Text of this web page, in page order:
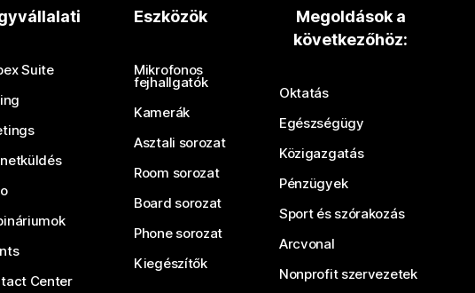
Suite
Center
Eszközök
Mikrofonos
fejhallgatók
Kamerák
Asztali sorozat
Room sorozat
Board sorozat
Phone sorozat
Kiegészítők
Megoldások a
következőhöz:
Oktatás
Egészségügy
Közigazgatás
Pénzügyek
Sport és szórakozás
Arcvonal
Nonprofit szervezetek